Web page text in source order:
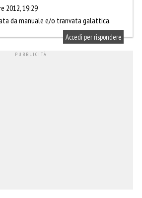
2012, 19:29
da manuale e/o tranvata galattica.
Accedi per rispondere